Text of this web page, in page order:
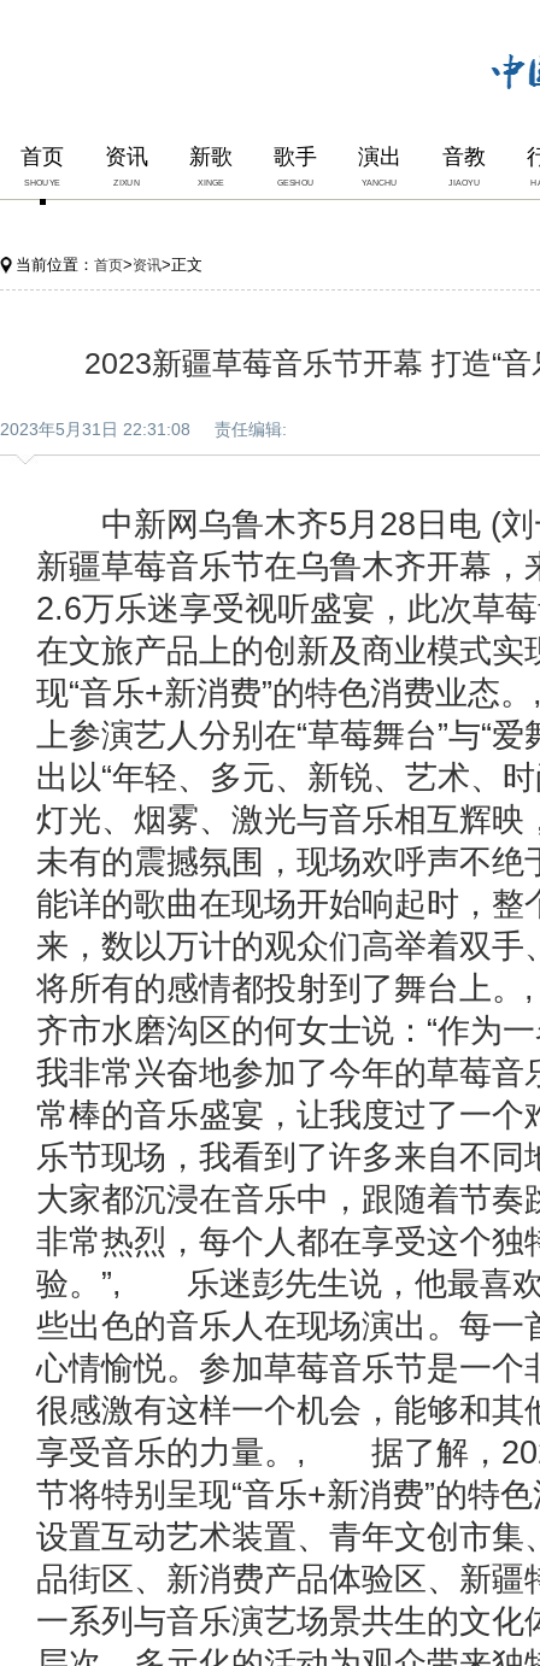
首页
SHOUYE
资讯
ZIXUN
新歌
XINGE
歌手
GESHOU
演出
YANCHU
音教
JIAOYU
当前位置： 首页>资讯>正文
2023新疆草莓音乐节开幕 打造“音
2023年5月31日 22:31:08 责任编辑:
中新网乌鲁木齐5月28日电 (刘
新疆草莓音乐节在乌鲁木齐开幕，
2.6万乐迷享受视听盛宴，此次草
在文旅产品上的创新及商业模式实
现“音乐+新消费”的特色消费业
上参演艺人分别在“草莓舞台”与“
出以“年轻、多元、新锐、艺术、
灯光、烟雾、激光与音乐相互辉映
未有的震撼氛围，现场欢呼声不绝
能详的歌曲在现场开始响起时，整
来，数以万计的观众们高举着双手
将所有的感情都投射到了舞台
齐市水磨沟区的何女士说：“作为
我非常兴奋地参加了今年的草莓音
常棒的音乐盛宴，让我度过了一个
乐节现场，我看到了许多来自不同
大家都沉浸在音乐中，跟随着节奏
非常热烈，每个人都在享受这个独
验。”, 乐迷彭先生说，他最喜
些出色的音乐人在现场演出。每一
心情愉悦。参加草莓音乐节是一个
很感激有这样一个机会，能够和其
享受音乐的力量。, 据了解，
节将特别呈现“音乐+新消费”的特
设置互动艺术装置、青年文创市集
品街区、新消费产品体验区、新疆
一系列与音乐演艺场景共生的文化